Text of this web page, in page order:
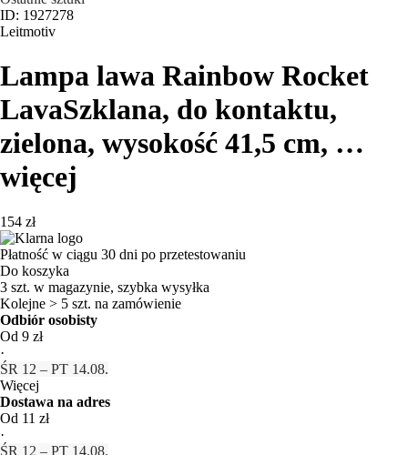
ID: 1927278
Leitmotiv
Lampa lawa Rainbow Rocket
LavaSzklana, do kontaktu,
zielona, wysokość 41,5 cm, …
więcej
154 zł
Płatność w ciągu 30 dni po przetestowaniu
Do koszyka
3 szt. w magazynie, szybka wysyłka
Kolejne > 5 szt. na zamówienie
Odbiór osobisty
Od 9 zł
·
ŚR 12 – PT 14.08.
Więcej
Dostawa na adres
Od 11 zł
·
ŚR 12 – PT 14.08.